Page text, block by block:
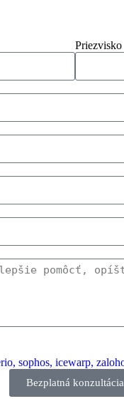
Priezvisko
Bezplatná konzultácia